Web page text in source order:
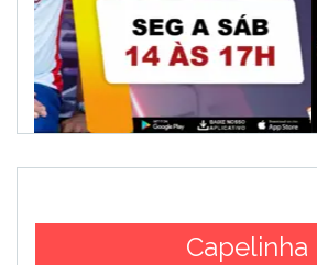
Capelinha